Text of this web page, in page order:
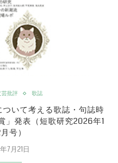
芸批評 歌誌
いて考える歌誌・句誌時
」発表（短歌研究2026年1
号）
7月21日